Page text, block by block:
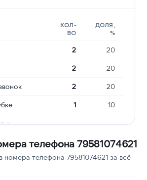
КОЛ-
ВО
ДОЛЯ,
%
2 20
2 20
2 20
1 10
и
телефона 79581074621
номера телефона 79581074621 за всё